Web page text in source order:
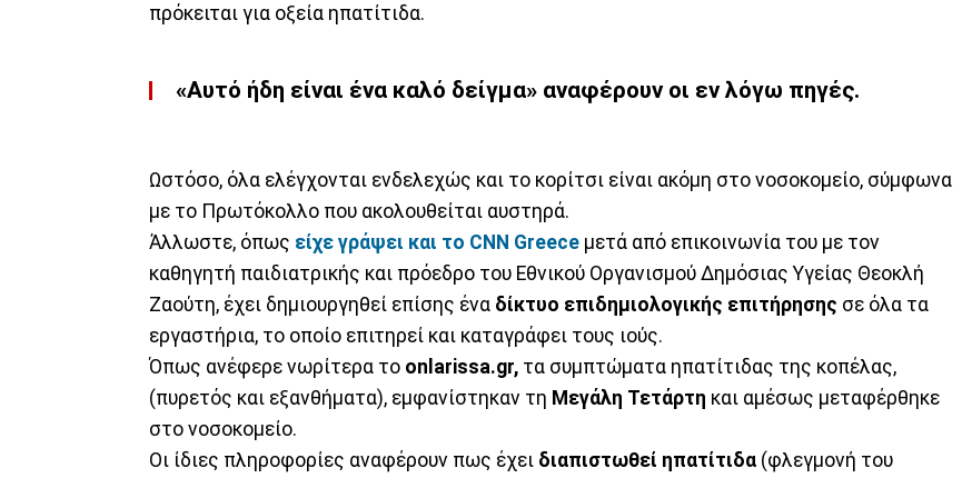
πρόκειται για οξεία ηπατίτιδα.
«Αυτό ήδη είναι ένα καλό δείγμα» αναφέρουν οι εν λόγω πηγές.
Ωστόσο, όλα ελέγχονται ενδελεχώς και το κορίτσι είναι ακόμη στο νοσοκομείο, σύμφωνα
με το Πρωτόκολλο που ακολουθείται αυστηρά.
Άλλωστε, όπως είχε γράψει και το CNN Greece μετά από επικοινωνία του με τον
καθηγητή παιδιατρικής και πρόεδρο του Εθνικού Οργανισμού Δημόσιας Υγείας Θεοκλή
Ζαούτη, έχει δημιουργηθεί επίσης ένα δίκτυο επιδημιολογικής επιτήρησης σε όλα τα
εργαστήρια, το οποίο επιτηρεί και καταγράφει τους ιούς.
Όπως ανέφερε νωρίτερα το onlarissa.gr, τα συμπτώματα ηπατίτιδας της κοπέλας,
(πυρετός και εξανθήματα), εμφανίστηκαν τη Μεγάλη Τετάρτη και αμέσως μεταφέρθηκε
στο νοσοκομείο.
Οι ίδιες πληροφορίες αναφέρουν πως έχει διαπιστωθεί ηπατίτιδα (φλεγμονή του